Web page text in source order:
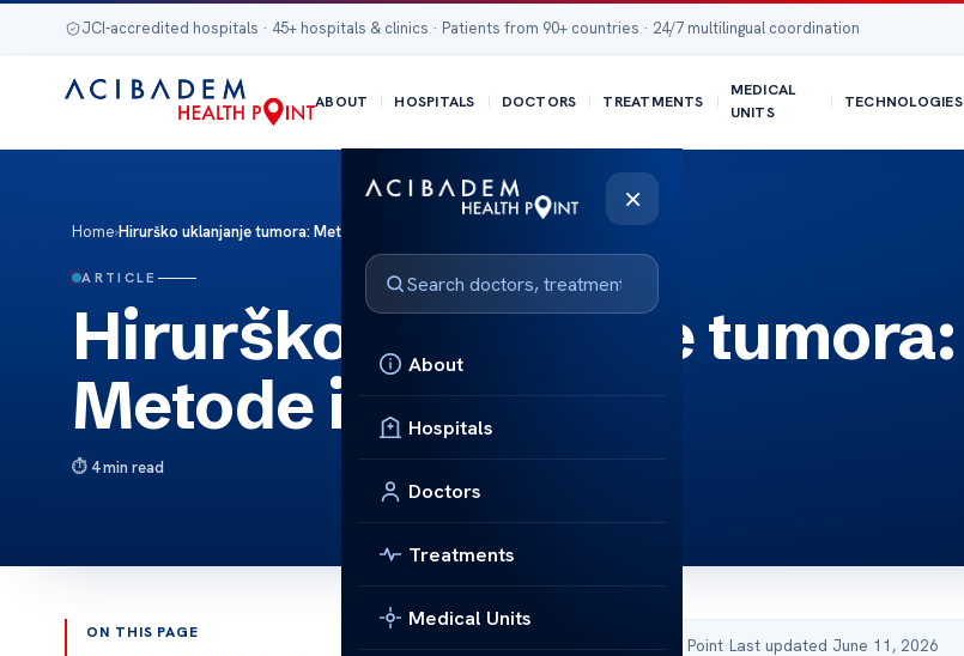
JCI-accredited hospitals · 45+ hospitals & clinics · Patients from 90+ countries · 24/7 multilingual coordination
ABOUT HOSPITALS DOCTORS TREATMENTS
MEDICAL
UNITS
TECHNOLOGIES
×
About
Hospitals
Doctors
Treatments
Medical Units
Home›Hirurško uklanjanje tumora: Metode i oporavak
ARTICLE
Hirurško uklanjanje tumora:
Metode i oporavak
4 min read
ON THIS PAGE
Published by Acibadem Health Point·Last updated June 11, 2026